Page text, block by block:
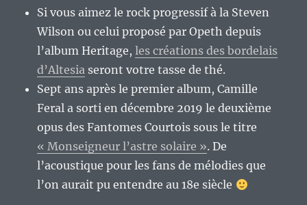
Si vous aimez le rock progressif à la Steven
Wilson ou celui proposé par Opeth depuis
l’album Heritage,les créations des bordelais
d’Altesia seront votre tasse de thé.
Sept ans après le premier album, Camille
Feral a sorti en décembre 2019 le deuxième
opus des Fantomes Courtois sous le titre
« Monseigneur l’astre solaire ». De
l’acoustique pour les fans de mélodies que
l’on aurait pu entendre au 18e siècle